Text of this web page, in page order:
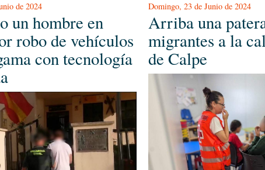
de 2024
un hombre en
robo de vehículos
con tecnología
Domingo, 23 de Junio de 2024
Arriba una
migrantes a la
de Calpe